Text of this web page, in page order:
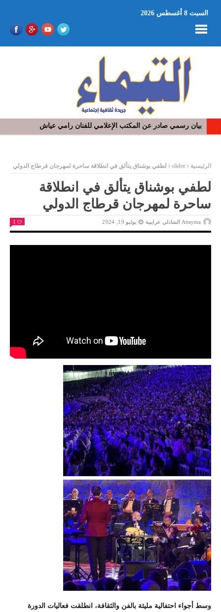
السبت 8 أغسطس 2026
في افتتاح مهرجان بومخلوف الدولي: رؤوف ماهر يتالق و يشد الجمهور
الرئيسية slider لطفي بوشناق يتألق في انطلاقة ساحرة لمهرجان قرطاج الدولي
لطفي بوشناق يتألق في انطلاقة
ساحرة لمهرجان قرطاج الدولي
Attayma الشاذلي عرايبية يوليو 19, 2024 1
وسط أجواء احتفالية مليئة بالفن والثقافة، انطلقت فعاليات الدورة